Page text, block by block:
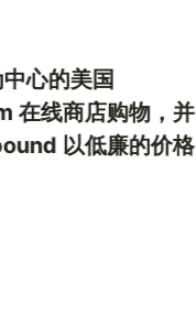
心的美国
在线商店购物，并
以低廉的价格